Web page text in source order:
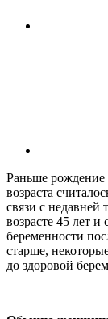
Раньше рождение
возраста
связи с недавней
возрасте 45 лет
беременности
старше,
до здоровой